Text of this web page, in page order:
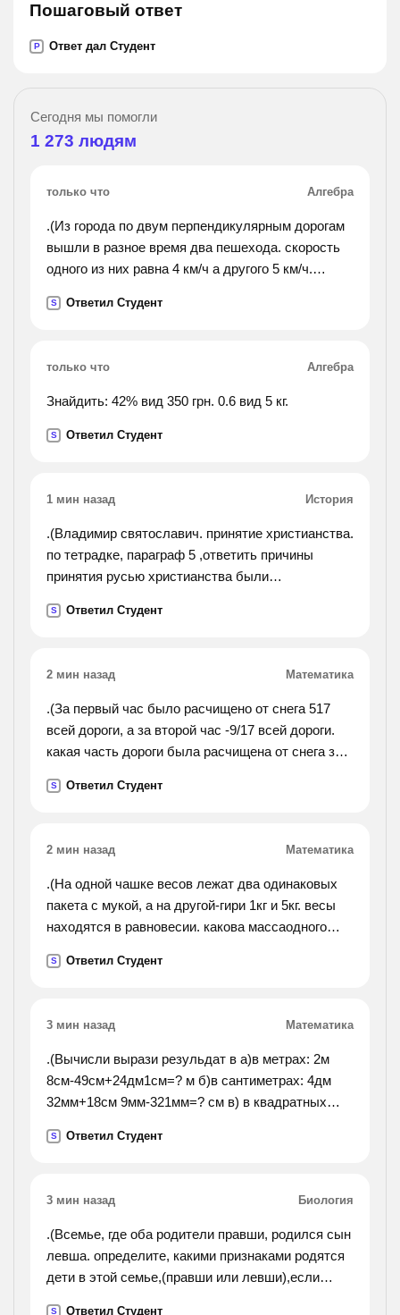
Пошаговый ответ
P Ответ дал Студент
Сегодня мы помогли
1 273 людям
только что Алгебра
.(Из города по двум перпендикулярным дорогам
вышли в разное время два пешехода. скорость
одного из них равна 4 км/ч а другого 5 км/ч.
а второй в десяти. через сколько часов
?).
S Ответил Студент
только что Алгебра
Знайдить: 42% вид 350 грн. 0.6 вид 5 кг.
S Ответил Студент
1 мин назад История
.(Владимир святославич. принятие христианства.
по тетрадке, параграф 5 ,ответить причины
принятия русью христианства были
S Ответил Студент
2 мин назад Математика
.(За первый час было расчищено от снега 517
всей дороги, а за второй час -9/17 всей дороги.
какая часть дороги была расчищена от снега за
расчищено меньше в первый час чем во
S Ответил Студент
2 мин назад Математика
.(На одной чашке весов лежат два одинаковых
пакета с мукой, а на другой-гири 1кг и 5кг. весы
находятся в равновесии. какова массаодного
S Ответил Студент
3 мин назад Математика
.(Вычисли вырази резульдат в а)в метрах: 2м
8см-49см+24дм1см=? м б)в сантиметрах: 4дм
32мм+18см 9мм-321мм=? см в) в квадратных
придумал ,а миша составил уровнения. какие из
сколько работает в зооуголке, если каждый из
них ухаживает за тремя).
S Ответил Студент
3 мин назад Биология
.(Всемье, где оба родители правши, родился сын
левша. определите, какими признаками родятся
дети в этой семье,(правши или левши),если
S Ответил Студент